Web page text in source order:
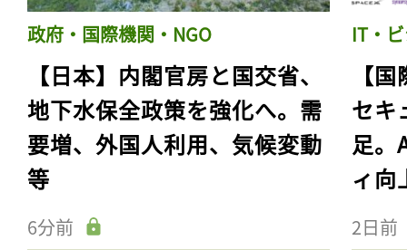
政府・国際機関・NGO
【日本】内閣官房と国交省、
地下水保全政策を強化へ。需
要増、外国人利用、気候変動
等
6分前
IT・
【
セキ
足。
ィ向
2日前